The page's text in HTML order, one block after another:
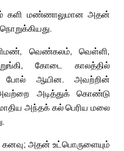
களி மண்ணாலுமான அதன்
வெண்கலம், வெள்ளி,
கோடை காலத்தில்
போல் ஆயின. அவற்றின்
அடித்துக் கொண்டு
அந்தக் கல் பெரிய மலை
அதன் உட்பொருளையும்